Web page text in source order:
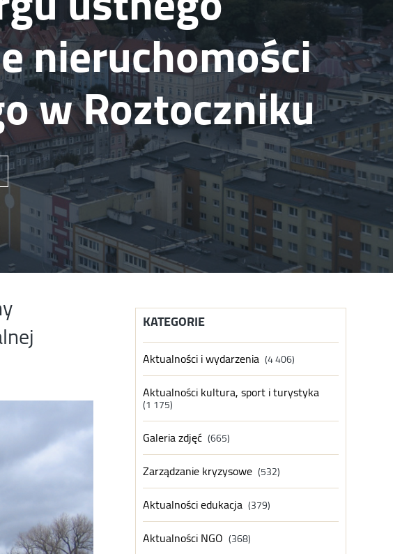
nieruchomości
w Roztoczniku
KATEGORIE
Aktualności i wydarzenia (4 406)
Aktualności kultura, sport i turystyka
(1 175)
Galeria zdjęć (665)
Zarządzanie kryzysowe (532)
Aktualności edukacja (379)
Aktualności NGO (368)